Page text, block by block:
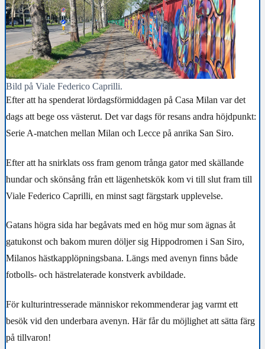
Bild på Viale Federico Caprilli.
Efter att ha spenderat lördagsförmiddagen på Casa Milan var det
dags att bege oss västerut. Det var dags för resans andra höjdpunkt:
Serie A-matchen mellan Milan och Lecce på anrika San Siro.
Efter att ha snirklats oss fram genom trånga gator med skällande
hundar och skönsång från ett lägenhetskök kom vi till slut fram till
Viale Federico Caprilli, en minst sagt färgstark upplevelse.
Gatans högra sida har begåvats med en hög mur som ägnas åt
gatukonst och bakom muren döljer sig Hippodromen i San Siro,
Milanos hästkapplöpningsbana. Längs med avenyn finns både
fotbolls- och hästrelaterade konstverk avbildade.
För kulturintresserade människor rekommenderar jag varmt ett
besök vid den underbara avenyn. Här får du möjlighet att sätta färg
på tillvaron!